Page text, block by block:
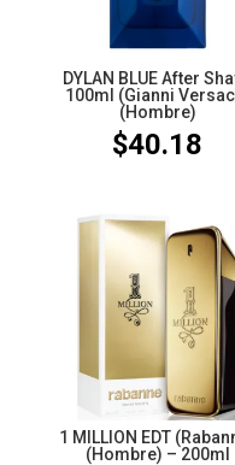
DYLAN BLUE After
100ml (Gianni
(Hombre)
$40.18
1 MILLION EDT
(Hombre) – 200ml